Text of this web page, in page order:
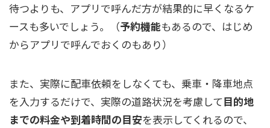
待つよりも、アプリで呼んだ方が結果的に早くなるケ
ースも多いでしょう。（予約機能もあるので、はじめ
からアプリで呼んでおくのもあり）
また、実際に配車依頼をしなくても、乗車・降車地点
を入力するだけで、実際の道路状況を考慮して目的地
までの料金や到着時間の目安を表示してくれるので、